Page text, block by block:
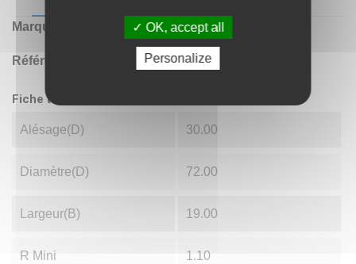
Marque
Référence
Fiche technique
Alésage(d) 30.00
Diamètre(D) 72.00
Largeur(B) 19.00
R Mini 1.10
OK, accept all
Personalize